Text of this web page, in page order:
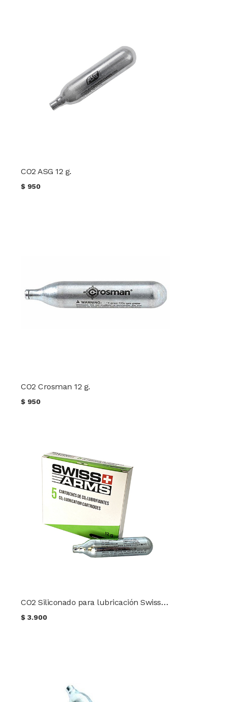
CO2 ASG 12 g.
$ 950
CO2 Crosman 12 g.
$ 950
CO2 Siliconado para lubricación Swiss Arms 12 g. (1 ud.)
$3.900